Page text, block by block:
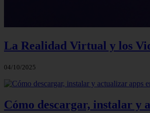
La Realidad Virtual y los
04/10/2025
Cómo descargar, instalar y